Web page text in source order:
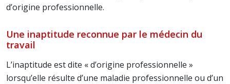
d’origine professionnelle.
Une inaptitude reconnue par le médecin du
travail
L’inaptitude est dite « d’origine professionnelle »
lorsqu’elle résulte d’une maladie professionnelle ou d’un